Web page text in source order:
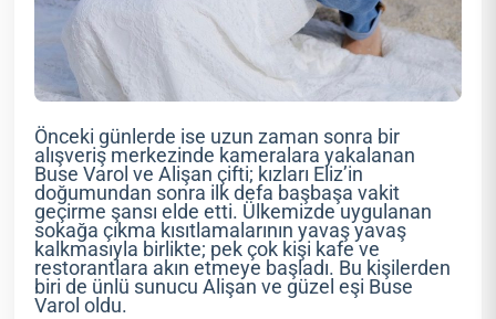
Önceki günlerde ise uzun zaman sonra bir
alışveriş merkezinde kameralara yakalanan
Buse Varol ve Alişan çifti; kızları Eliz’in
doğumundan sonra ilk defa başbaşa vakit
geçirme şansı elde etti. Ülkemizde uygulanan
sokağa çıkma kısıtlamalarının yavaş yavaş
kalkmasıyla birlikte; pek çok kişi kafe ve
restorantlara akın etmeye başladı. Bu kişilerden
biri de ünlü sunucu Alişan ve güzel eşi Buse
Varol oldu.